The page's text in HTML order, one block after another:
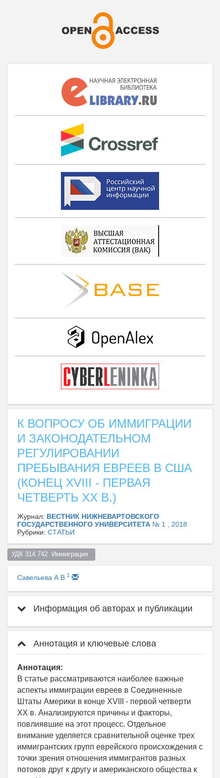
К ВОПРОСУ ОБ ИММИГРАЦИИ
И ЗАКОНОДАТЕЛЬНОМ
РЕГУЛИРОВАНИИ
ПРЕБЫВАНИЯ ЕВРЕЕВ В США
(КОНЕЦ XVIII - ПЕРВАЯ
ЧЕТВЕРТЬ XX В.)
Журнал: ВЕСТНИК НИЖНЕВАРТОВСКОГО
ГОСУДАРСТВЕННОГО УНИВЕРСИТЕТА № 1 , 2018
Рубрики: СТАТЬИ
УДК 314.742  Иммиграция
Савельева А В 1
Информация об авторах и публикации
Аннотация и ключевые слова
Аннотация:
В статье рассматриваются наиболее важные
аспекты иммиграции евреев в Соединенные
Штаты Америки в конце XVIII - первой четверти
XX в. Анализируются причины и факторы,
повлиявшие на этот процесс. Отдельное
внимание уделяется сравнительной оценке трех
иммигрантских групп еврейского происхождения с
точки зрения отношения иммигрантов разных
потоков друг к другу и американского общества к